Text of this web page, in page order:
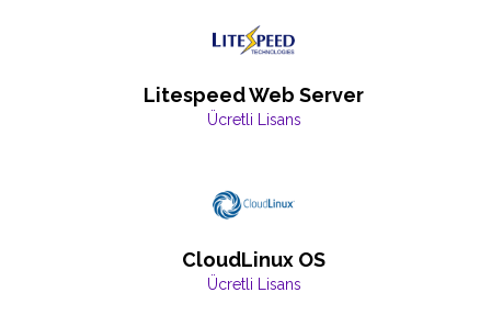
Litespeed Web Server
Ücretli Lisans
CloudLinux OS
Ücretli Lisans